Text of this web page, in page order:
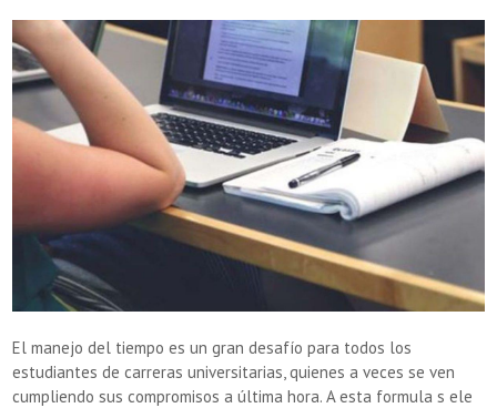
El manejo del tiempo es un gran desafío para todos los
estudiantes de carreras universitarias, quienes a veces se ven
cumpliendo sus compromisos a última hora. A esta formula s ele